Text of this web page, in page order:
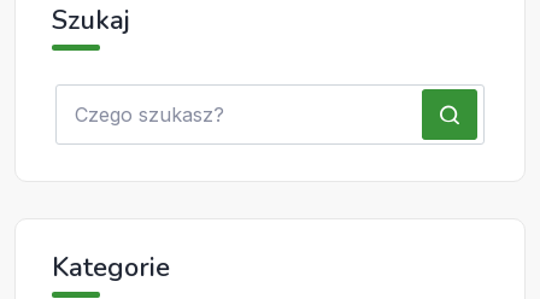
Szukaj
Kategorie